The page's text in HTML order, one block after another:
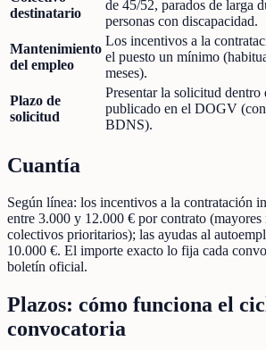
destinatario
de 45/52, parados de larga
personas con discapacidad.
Mantenimiento
del empleo
Los incentivos a la
el puesto un mínimo
meses).
Plazo de
solicitud
Presentar la solicitud
publicado en el DOGV
BDNS).
Cuantía
Según línea: los incentivos a la contratación
entre 3.000 y 12.000 € por contrato (mayores
colectivos prioritarios); las ayudas al
10.000 €. El importe exacto lo fija cada
boletín oficial.
Plazos: cómo funciona el
convocatoria